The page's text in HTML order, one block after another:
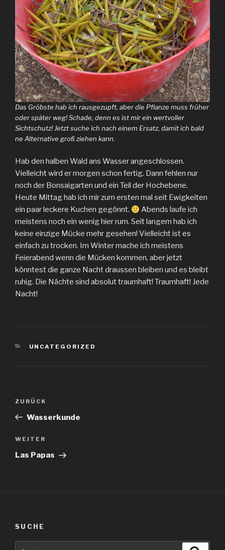
Das Gröbste hab ich rausgezupft, aber die Pflanze muss früher
oder später weg! Schade, denn es ist mir ein wertvoller
Sichtschutz! Jetzt suche ich nach einem Ersatz, damit ich bald
ne Alternative groß ziehen kann.
Hab den halben Wald ans Wasser angeschlossen.
Vielleicht wird er morgen schon fertig. Dann fehlen nur
noch der Bonsaigarten und ein Teil der Hochebene.
Heute Mittag hab ich mir zum ersten mal seit Ewigkeiten
ein paar leckere Kuchen gegönnt.
Abends laufe ich
meistens noch ein wenig hier rum. Seit langem hab ich
keine einzige Mücke mehr gesehen! Vielleicht ist es
einfach zu trocken. Im Winter mache ich meistens
Feierabend wenn die Mücken kommen, aber jetzt
könntest die ganze Nacht draussen bleiben und es bleibt
ruhig. Die Nächte sind absolut traumhaft! Traumhaft! Jede
Nacht!
KATEGORIEN
UNCATEGORIZED
Beitragsnavigation
Vorheriger
Beitrag
ZURÜCK
Wasserkunde
Nächster
Beitrag
WEITER
Las Papas
SUCHE